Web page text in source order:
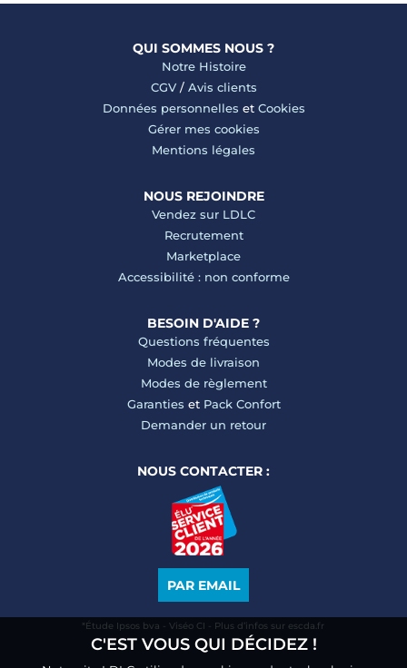
QUI SOMMES NOUS ?
Notre Histoire
CGV/ Avis clients
Données personnelles et Cookies
Gérer mes cookies
Mentions légales
NOUS REJOINDRE
Vendez sur LDLC
Recrutement
Marketplace
Accessibilité : non conforme
BESOIN D'AIDE ?
Questions fréquentes
Modes de livraison
Modes de règlement
Garanties et Pack Confort
Demander un retour
NOUS CONTACTER :
PAR EMAIL
*Étude Ipsos bva - Viséo CI - Plus d’infos sur escda.fr
C'EST VOUS QUI DÉCIDEZ !